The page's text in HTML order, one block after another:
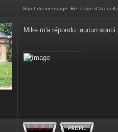
Sujet du message: Re: Page d'accueil
Mike m'a répondu, aucun